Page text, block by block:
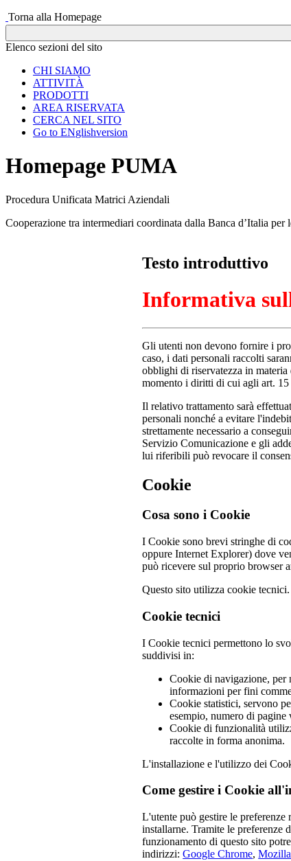
Torna alla Homepage
Elenco sezioni del sito
CHI SIAMO
ATTIVITÀ
PRODOTTI
AREA RISERVATA
CERCA NEL SITO
Go to ENglishversion
Homepage PUMA
Procedura Unificata Matrici Aziendali
Cooperazione tra intermediari coordinata dalla Banca d’Italia
Testo introduttivo
Informativa
Gli utenti non devono fornire i
caso, i dati personali raccolti
obblighi di riservatezza in
momento i diritti di cui agli art.
Il relativo trattamento sarà
personali nonché a evitare
strettamente necessario a
Servizio Comunicazione e gli
lui riferibili può revocare il
Cookie
Cosa sono i Cookie
I Cookie sono brevi stringhe di
oppure Internet Explorer) dove
può ricevere sul proprio browser
Questo sito utilizza cookie tecnici.
Cookie tecnici
I Cookie tecnici permettono lo
suddivisi in:
Cookie di navigazione, per
informazioni per fini
Cookie statistici, servono
esempio, numero di pagine
Cookie di funzionalità
raccolte in forma anonima.
L'installazione e l'utilizzo dei
Come gestire i Cookie
L'utente può gestire le
installarne. Tramite le preferenze
funzionamento di questo sito
indirizzi:Google Chrome,